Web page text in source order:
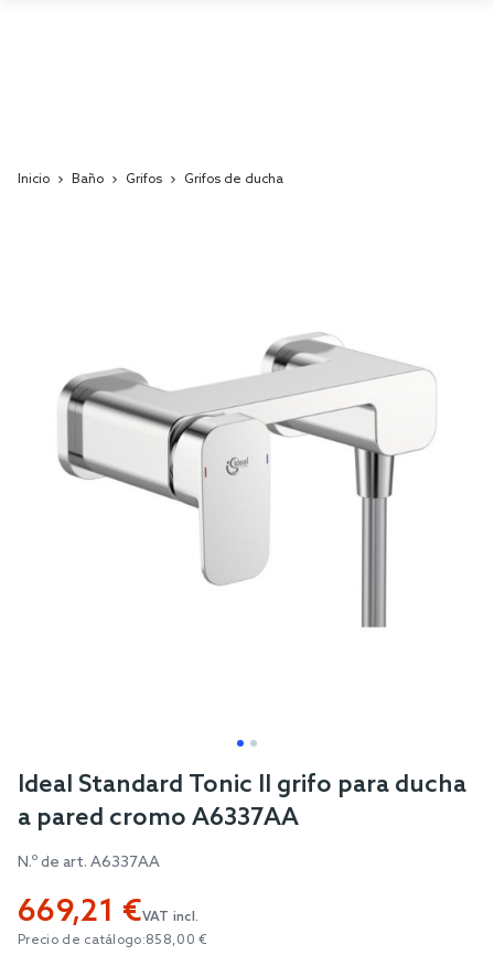
Inicio Baño Grifos Grifos de ducha
gallery
Skip
the
beginning
the
images
Ideal Standard Tonic II grifo para ducha
a pared cromo A6337AA
N.º de art. A6337AA
669,21 €VAT incl.
Precio de catálogo:858,00 €